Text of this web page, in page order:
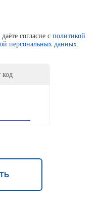
согласие с политикой
персональных данных.
код